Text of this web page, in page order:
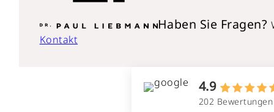
Haben Sie Fragen?
Kontakt
4.9
202 Bewertungen